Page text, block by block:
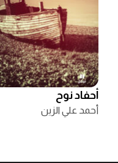
أحفاد نوح
أحمد علي الزين